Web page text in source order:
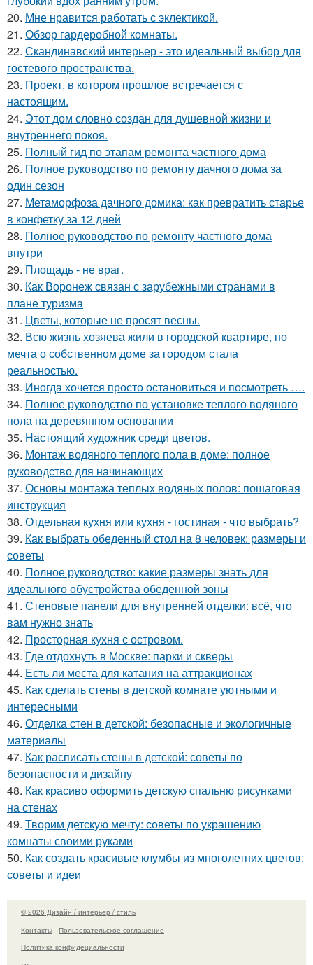
20. Мне нравится работать с эклектикой.
21. Обзор гардеробной комнаты.
22. Скандинавский интерьер - это идеальный выбор для
гостевого пространства.
23. Проект, в котором прошлое встречается с
настоящим.
24. Этот дом словно создан для душевной жизни и
внутреннего покоя.
25. Полный гид по этапам ремонта частного дома
26. Полное руководство по ремонту дачного дома за
один сезон
27. Метаморфоза дачного домика: как превратить старье
в конфетку за 12 дней
28. Полное руководство по ремонту частного дома
внутри
29. Площадь - не враг.
30. Как Воронеж связан с зарубежными странами в
плане туризма
31. Цветы, которые не просят весны.
32. Всю жизнь хозяева жили в городской квартире, но
мечта о собственном доме за городом стала
реальностью.
33. Иногда хочется просто остановиться и посмотреть ….
34. Полное руководство по установке теплого водяного
пола на деревянном основании
35. Настоящий художник среди цветов.
36. Монтаж водяного теплого пола в доме: полное
руководство для начинающих
37. Основы монтажа теплых водяных полов: пошаговая
инструкция
38. Отдельная кухня или кухня - гостиная - что выбрать?
39. Как выбрать обеденный стол на 8 человек: размеры и
советы
40. Полное руководство: какие размеры знать для
идеального обустройства обеденной зоны
41. Стеновые панели для внутренней отделки: всё, что
вам нужно знать
42. Просторная кухня с островом.
43. Где отдохнуть в Москве: парки и скверы
44. Есть ли места для катания на аттракционах
45. Как сделать стены в детской комнате уютными и
интересными
46. Отделка стен в детской: безопасные и экологичные
материалы
47. Как расписать стены в детской: советы по
безопасности и дизайну
48. Как красиво оформить детскую спальню рисунками
на стенах
49. Творим детскую мечту: советы по украшению
комнаты своими руками
50. Как создать красивые клумбы из многолетних цветов:
советы и идеи
© 2026 Дизайн / интерьер / стиль
Контакты
Пользовательское соглашение
Политика конфидециальности